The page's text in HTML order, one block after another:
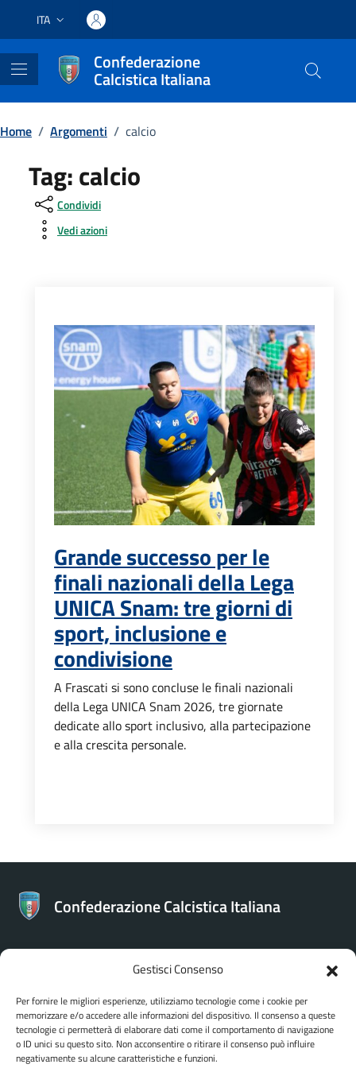
Gestisci Consenso
Per fornire le migliori esperienze, utilizziamo tecnologie come i cookie per
memorizzare e/o accedere alle informazioni del dispositivo. Il consenso a queste
tecnologie ci permetterà di elaborare dati come il comportamento di navigazione
o ID unici su questo sito. Non acconsentire o ritirare il consenso può influire
negativamente su alcune caratteristiche e funzioni.
Lingua attiva:
ITA
Confederazione
Calcistica Italiana
Home / Argomenti / calcio
Tag:calcio
Condividi
Vedi azioni
Grande successo per le
finali nazionali della Lega
UNICA Snam: tre giorni di
sport, inclusione e
condivisione
A Frascati si sono concluse le finali nazionali
della Lega UNICA Snam 2026, tre giornate
dedicate allo sport inclusivo, alla partecipazione
e alla crescita personale.
Confederazione Calcistica Italiana
CONTATTI
Confederazione Calcistica Italiana
Via Bartolomeo Gosio 106 - Roma